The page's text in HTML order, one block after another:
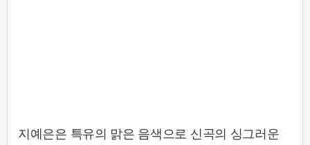
지예은은 특유의 맑은 음색으로 신곡의 싱그러운